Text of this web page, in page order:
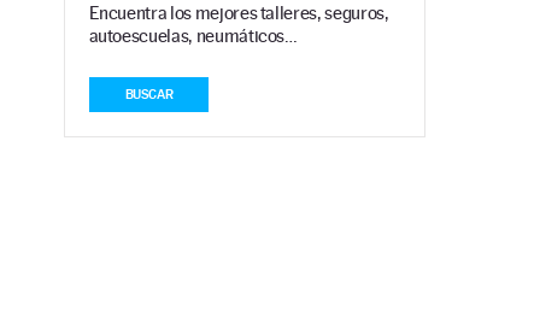
Encuentra los mejores talleres, seguros,
autoescuelas, neumáticos…
BUSCAR